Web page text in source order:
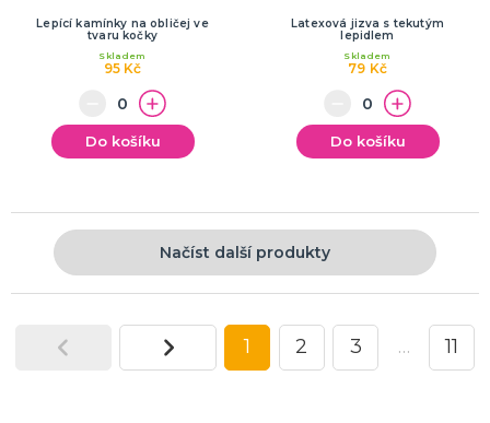
Lepící kamínky na obličej ve
tvaru kočky
95 Kč
Skladem
Do košíku
Latexová jizva s tekutým
lepidlem
79 Kč
Skladem
Do košíku
Načíst další produkty
1 2 3 … 11